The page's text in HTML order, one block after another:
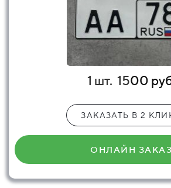
1 шт. 1500
ЗАКАЗАТЬ В 2
ОНЛАЙН ЗАКАЗ